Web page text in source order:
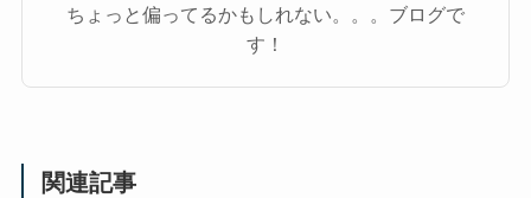
ちょっと偏ってるかもしれない。。。ブログで
す！
関連記事